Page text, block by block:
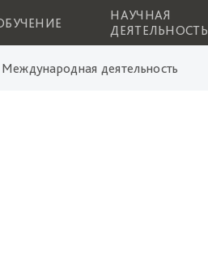
НАУЧНАЯ
ДЕЯТЕЛЬНОСТЬ
Международная деятельность